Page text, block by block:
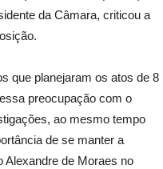
da Câmara, criticou a
que planejaram os atos de 8
preocupação com o
ao mesmo tempo
de se manter a
Alexandre de Moraes no